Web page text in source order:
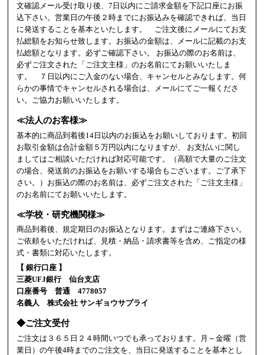
文確認メール受け取り後、7日以内にご請求金額を下記口座にお振
込下さい。営業日の午後２時までにお振込みを確認できれば、当日
に発送することを基本といたします。 ご注文後にメールにてお支
払総額をお知らせ致します。お振込の金額は、メールに記載のお支
払総額となります。必ずご確認下さい。 お振込の際のお名前は、
必ずご注文された「ご注文主様」のお名前にてお願いいたしま
す。 ７日以内にご入金のない場合、キャンセルとみなします。何
らかの事情でキャンセルされる場合は、メールにてご一報くださ
い。ご協力お願いいたします。
≪法人のお客様≫
基本的に商品到着後14日以内のお振込をお願いしております。初回
お取引金額は合計金額５万円以内になりますが、 お支払いに関し
ましてはご相談いただければ対応可能です。（高額で大量のご注文
の場合、発送前のお振込をお願いする場合もございます。ご了承下
さい。）お振込の際のお名前は、必ずご注文された「ご注文主様」
のお名前にてお願いいたします。
≪学校・研究機関様≫
商品到着後、規定期日のお振込となります。まずはご連絡下さい。
ご依頼をいただければ、見積・納品・請求書等を含め、ご指定の様
式・書類に対応いたします。
【 銀行口座 】
三菱UFJ銀行 仙台支店
口座番号 普通 4778057
名義人 株式会社 サンギョウサプライ
◆ご注文受付
ご注文は３６５日２４時間いつでも承っております。月～金曜（営
業日）の午後4時までのご注文を、当日に発送することを基本とし